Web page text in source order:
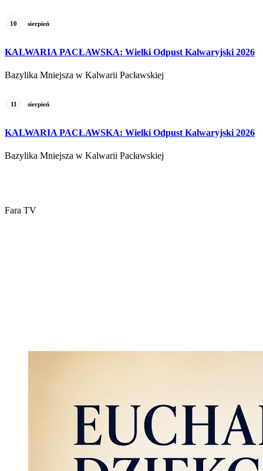
10 sierpień
KALWARIA PACŁAWSKA: Wielki Odpust Kalwaryjski 2026
Bazylika Mniejsza w Kalwarii Pacławskiej
11 sierpień
KALWARIA PACŁAWSKA: Wielki Odpust Kalwaryjski 2026
Bazylika Mniejsza w Kalwarii Pacławskiej
Fara TV